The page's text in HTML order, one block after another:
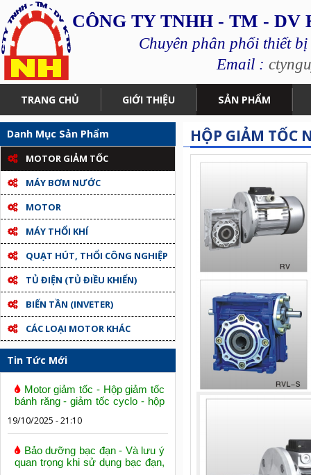
CÔNG TY TNHH - TM -
Chuyên phân phối thiết
Email :
TRANG CHỦ GIỚI THIỆU SẢN PHẨM
Danh Mục Sản Phẩm
MOTOR GIẢM TỐC
MÁY BƠM NƯỚC
MOTOR
MÁY THỔI KHÍ
QUẠT HÚT, THỔI CÔNG NGHIỆP
TỦ ĐIỆN (TỦ ĐIỀU KHIỂN)
BIẾN TẦN (INVETER)
CÁC LOẠI MOTOR KHÁC
Tin Tức Mới
Motor giảm tốc - Hộp giảm tốc
bánh răng - giảm tốc cyclo - hộp
19/10/2025 - 21:10
Bảo dưỡng bạc đạn - Và lưu ý
quan trọng khi sử dụng bạc đạn,
HỘP GIẢM TỐC